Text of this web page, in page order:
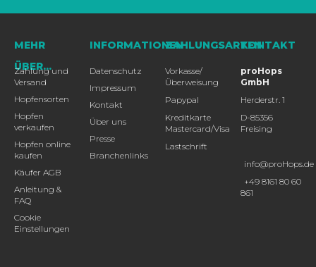
MEHR
ÜBER...
Zahlung und
Versand
Hopfensorten
Hopfen
verkaufen
Hopfen online
kaufen
Käufer AGB
Anleitung &
FAQ
Cookie
Einstellungen
INFORMATIONEN
Datenschutz
Impressum
Kontakt
Über uns
Presse
Branchenlinks
ZAHLUNGSARTEN
Vorkasse/
Überweisung
Papypal
Kreditkarte
Mastercard/Visa
Lastschrift
KONTAKT
proHops
GmbH
Herderstr. 1
D-85356
Freising
info@proHops.de
+49 8161 80 60
861